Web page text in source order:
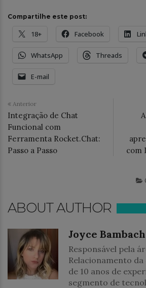
Compartilhe este post:
18+ Facebook
WhatsApp Threads
E-mail
Anterior
Integração de Chat
Funcional com
Ferramenta Rocket.Chat:
Passo a Passo
com
ABOUT AUTHOR
Joyce
Responsável pela
Relacionamento
de 10 anos de
segmento de